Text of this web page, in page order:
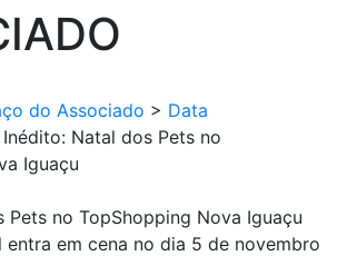
do Associado > Data
Inédito: Natal dos Pets no
Iguaçu
Pets no TopShopping Nova Iguaçu
entra em cena no dia 5 de novembro